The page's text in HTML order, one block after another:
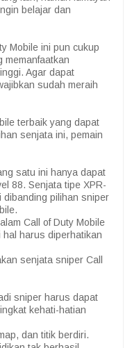
belajar dan
Mobile ini pun cukup
memanfaatkan
Agar dapat
sudah meraih
terbaik yang dapat
senjata ini, pemain
satu ini hanya dapat
88. Senjata tipe XPR-
pilihan sniper
Call of Duty Mobile
harus diperhatikan
senjata sniper Call
sniper harus dapat
kehati-hatian
dan titik berdiri.